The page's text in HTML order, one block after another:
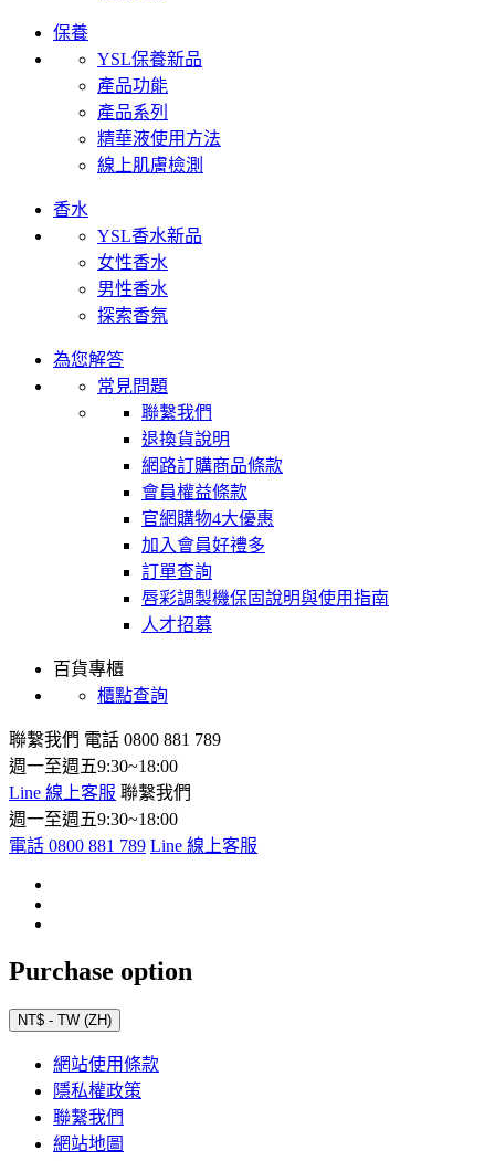
保養
YSL保養新品
產品功能
產品系列
精華液使用方法
線上肌膚檢測
香水
YSL香水新品
女性香水
男性香水
探索香氛
為您解答
常見問題
聯繫我們
退換貨說明
網路訂購商品條款
會員權益條款
官網購物4大優惠
加入會員好禮多
訂單查詢
唇彩調製機保固說明與使用指南
人才招募
百貨專櫃
櫃點查詢
聯繫我們 電話 0800 881 789
週一至週五9:30~18:00
Line 線上客服 聯繫我們
週一至週五9:30~18:00
電話 0800 881 789 Line 線上客服
Purchase option
NT$ - TW (ZH)
網站使用條款
隱私權政策
聯繫我們
網站地圖